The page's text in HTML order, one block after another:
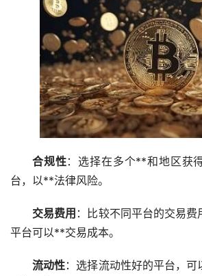
合规性：选择在多个**和地区获
台，以**法律风险。
交易费用 ：比较不同平台的交易
平台可以**交易成本。
流动性：选择流动性好的平台，可